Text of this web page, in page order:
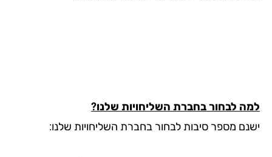
לבחור בחברת השליחויות שלנו?
מספר סיבות לבחור בחברת השליחויות שלנו: